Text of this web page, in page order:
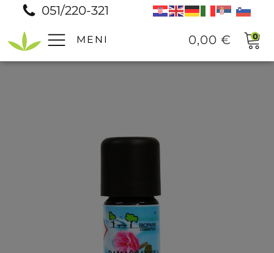
051/220-321
MENI 0,00 € 0